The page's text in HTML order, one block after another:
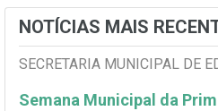
NOTÍCIAS MAIS
SECRETARIA MUNICIPAL DE
Semana Municipal da